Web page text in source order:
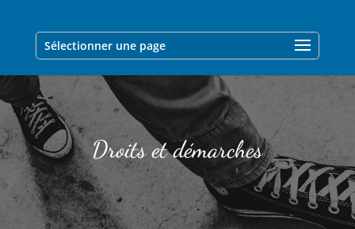
Sélectionner une page
Droits et démarches